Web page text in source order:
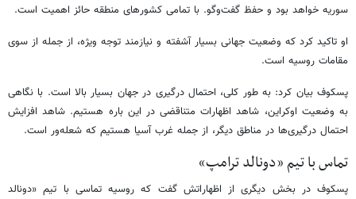
سوریه خواهد بود و حفظ گفت‌وگو. با تمامی کشورهای منطقه حائز اهمیت است.
او تاکید کرد که وضعیت جهانی بسیار آشفته و نیازمند توجه ویژه، از جمله از سوی
مقامات روسیه است.
پسکوف بیان کرد: به طور کلی، احتمال درگیری در جهان بسیار بالا است. با نگاهی
به وضعیت اوکراین، شاهد اظهارات متناقضی در این باره هستیم. شاهد افزایش
احتمال درگیری‌ها در مناطق دیگر، از جمله غرب آسیا هستیم که شعله‌ور است.
تماس با تیم «دونالد ترامپ»
پسکوف در بخش دیگری از اظهاراتش گفت که روسیه تماسی با تیم «دونالد